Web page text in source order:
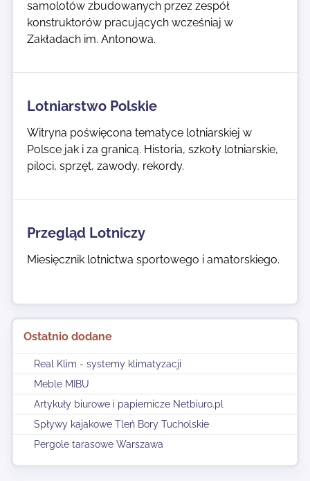
Ostatnio dodane
Real Klim - systemy klimatyzacji
Meble MIBU
Artykuły biurowe i papiernicze Netbiuro.pl
Spływy kajakowe Tleń Bory Tucholskie
Pergole tarasowe Warszawa
samolotów zbudowanych przez zespół
konstruktorów pracujących wcześniaj w
Zakładach im. Antonowa.
Lotniarstwo Polskie
Witryna poświęcona tematyce lotniarskiej w
Polsce jak i za granicą. Historia, szkoły lotniarskie,
piloci, sprzęt, zawody, rekordy.
Przegląd Lotniczy
Miesięcznik lotnictwa sportowego i amatorskiego.